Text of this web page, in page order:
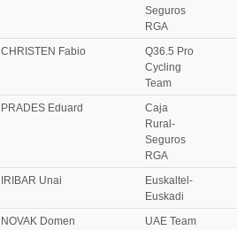
Seguros
RGA
CHRISTEN Fabio
Q36.5 Pro
Cycling
Team
PRADES Eduard
Caja
Rural-
Seguros
RGA
IRIBAR Unai
Euskaltel-
Euskadi
NOVAK Domen
UAE Team